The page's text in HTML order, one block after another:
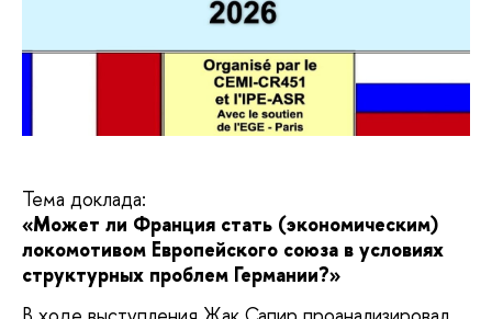
Тема доклада:
«Может ли Франция стать (экономическим)
локомотивом Европейского союза в условиях
структурных проблем Германии?»